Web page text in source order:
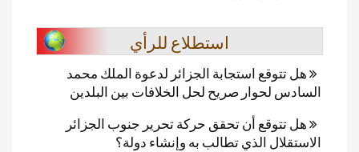
استطلاع للرأي
هل تتوقع استجابة الجزائر لدعوة الملك محمد
السادس لحوار صريح لحل الخلافات بين البلدين
هل تتوقع أن تحقق حركة تحرير جنوب الجزائر
الاستقلال الذي تطالب به وإنشاء دولة؟